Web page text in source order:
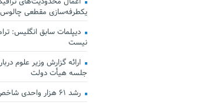
یکطرفه‌سازی مقطعی چالوس
دیپلمات سابق انگلیس:‌
نیست
ارائه گزارش وزیر علوم
جلسه هیأت دولت
رشد ۶۱ هزار واحدی شاخص بورس